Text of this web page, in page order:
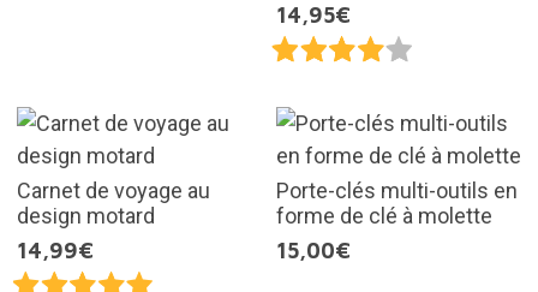
14,95€
Carnet de voyage au
design motard
14,99€
Porte-clés multi-outils en
forme de clé à molette
15,00€